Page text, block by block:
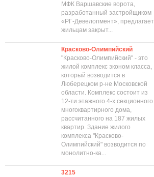
МФК Варшавские ворота,
разработанный застройщиком
«РГ-Девелопмент», предлагает
жильцам закрыт...
Красково-Олимпийский
"Красково-Олимпийский" - это
жилой комплекс эконом класса,
который возводится в
Люберецком р-не Московской
области. Комплекс состоит из
12-ти этажного 4-х секционного
многоквартирного дома,
рассчитанного на 187 жилых
квартир. Здание жилого
комплекса "Красково-
Олимпийский" возводится по
монолитно-ка...
3215